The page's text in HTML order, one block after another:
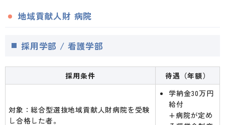
地域貢献人財 病院
採用学部 / 看護学部
採用条件 待遇（年額）
対象：総合型選抜地域貢献人財病院を受験
し合格した者。
学納金30万円
給付
+病院が定め